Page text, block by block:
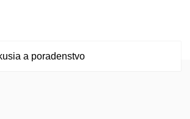
a poradenstvo